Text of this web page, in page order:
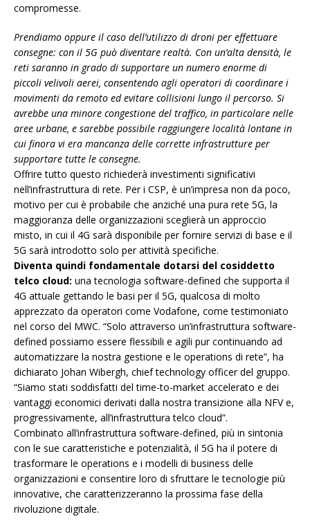
compromesse.
Prendiamo oppure il caso dell’utilizzo di droni per effettuare
consegne: con il 5G può diventare realtà. Con un’alta densità, le
reti saranno in grado di supportare un numero enorme di
piccoli velivoli aerei, consentendo agli operatori di coordinare i
movimenti da remoto ed evitare collisioni lungo il percorso. Si
avrebbe una minore congestione del traffico, in particolare nelle
aree urbane, e sarebbe possibile raggiungere località lontane in
cui finora vi era mancanza delle corrette infrastrutture per
supportare tutte le consegne.
Offrire tutto questo richiederà investimenti significativi
nell’infrastruttura di rete. Per i CSP, è un’impresa non da poco,
motivo per cui è probabile che anziché una pura rete 5G, la
maggioranza delle organizzazioni sceglierà un approccio
misto, in cui il 4G sarà disponibile per fornire servizi di base e il
5G sarà introdotto solo per attività specifiche.
Diventa quindi fondamentale dotarsi del cosiddetto
telco cloud: una tecnologia software-defined che supporta il
4G attuale gettando le basi per il 5G, qualcosa di molto
apprezzato da operatori come Vodafone, come testimoniato
nel corso del MWC. “Solo attraverso un’infrastruttura software-
defined possiamo essere flessibili e agili pur continuando ad
automatizzare la nostra gestione e le operations di rete”, ha
dichiarato Johan Wibergh, chief technology officer del gruppo.
“Siamo stati soddisfatti del time-to-market accelerato e dei
vantaggi economici derivati dalla nostra transizione alla NFV e,
progressivamente, all’infrastruttura telco cloud”.
Combinato all’infrastruttura software-defined, più in sintonia
con le sue caratteristiche e potenzialità, il 5G ha il potere di
trasformare le operations e i modelli di business delle
organizzazioni e consentire loro di sfruttare le tecnologie più
innovative, che caratterizzeranno la prossima fase della
rivoluzione digitale.